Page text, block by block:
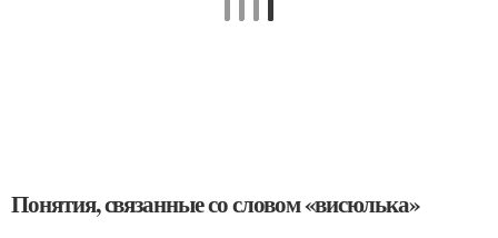
Понятия, связанные со словом «висюлька»